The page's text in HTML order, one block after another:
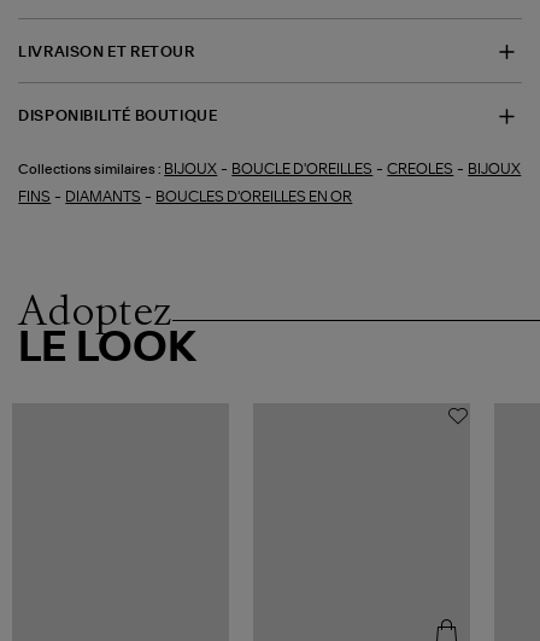
LIVRAISON ET RETOUR
DISPONIBILITÉ BOUTIQUE
Collections similaires : BIJOUX - BOUCLE D'OREILLES -CREOLES - BIJOUX
FINS - DIAMANTS - BOUCLES D'OREILLES EN OR
Adoptez
LE LOOK